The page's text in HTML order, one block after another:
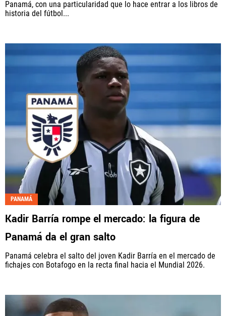
Panamá, con una particularidad que lo hace entrar a los libros de
historia del fútbol...
PANAMÁ
Kadir Barría rompe el mercado: la figura de
Panamá da el gran salto
Panamá celebra el salto del joven Kadir Barría en el mercado de
fichajes con Botafogo en la recta final hacia el Mundial 2026.